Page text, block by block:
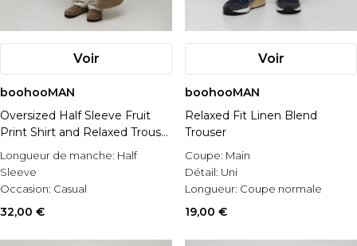
Voir
boohooMAN
Oversized Half Sleeve Fruit
Print Shirt and Relaxed Trouser
Set
Longueur de manche: Half
Sleeve
Occasion: Casual
Style: Printed Shirt & Trousers Set
32,00 €
Voir
boohooMAN
Relaxed Fit Linen Blend
Trouser
Coupe: Main
Détail: Uni
Longueur: Coupe normale
19,00 €